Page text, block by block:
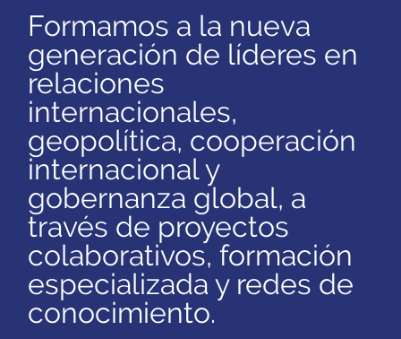
Formamos a la nueva
generación de líderes en
relaciones
internacionales,
geopolítica, cooperación
internacional y
gobernanza global, a
través de proyectos
colaborativos, formación
especializada y redes de
conocimiento.